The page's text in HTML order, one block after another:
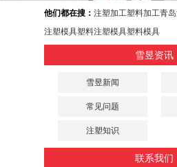
他们都在搜： 注塑加工塑料加工青
注塑模具塑料注塑模具塑料模具
雪昱资讯
雪昱新闻
常见问题
注塑知识
联系我们